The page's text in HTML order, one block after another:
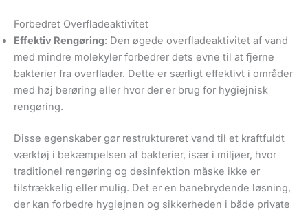
Forbedret Overfladeaktivitet
Effektiv Rengøring: Den øgede overfladeaktivitet af vand
med mindre molekyler forbedrer dets evne til at fjerne
bakterier fra overflader. Dette er særligt effektivt i områder
med høj berøring eller hvor der er brug for hygiejnisk
rengøring.
Disse egenskaber gør restruktureret vand til et kraftfuldt
værktøj i bekæmpelsen af bakterier, især i miljøer, hvor
traditionel rengøring og desinfektion måske ikke er
tilstrækkelig eller mulig. Det er en banebrydende løsning,
der kan forbedre hygiejnen og sikkerheden i både private